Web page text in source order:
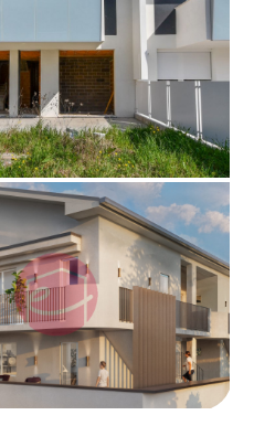
- Casa Bifamiliare